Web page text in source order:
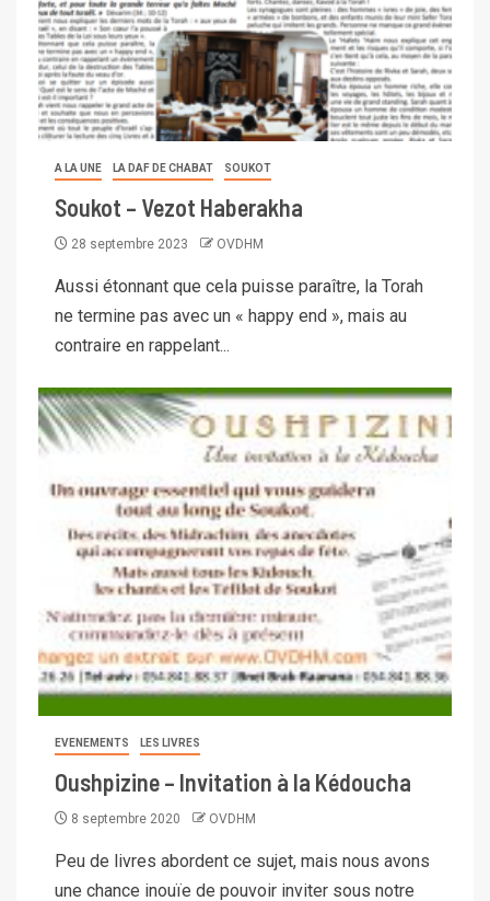
A LA UNE LA DAF DE CHABAT SOUKOT
Soukot – Vezot Haberakha
28 septembre 2023 OVDHM
Aussi étonnant que cela puisse paraître, la Torah
ne termine pas avec un « happy end », mais au
contraire en rappelant...
EVENEMENTS LES LIVRES
Oushpizine – Invitation à la Kédoucha
8 septembre 2020 OVDHM
Peu de livres abordent ce sujet, mais nous avons
une chance inouïe de pouvoir inviter sous notre